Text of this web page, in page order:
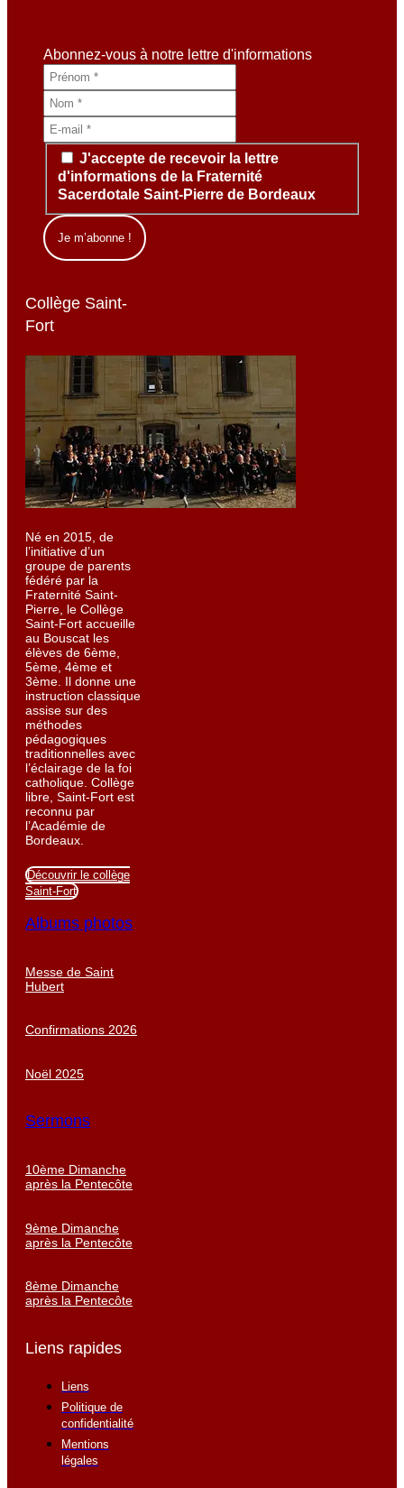
Abonnez-vous à notre lettre d'informations
J'accepte de recevoir la lettre
d'informations de la Fraternité
Sacerdotale Saint-Pierre de Bordeaux
Collège Saint-
Fort
Né en 2015, de
l’initiative d’un
groupe de parents
fédéré par la
Fraternité Saint-
Pierre, le Collège
Saint-Fort accueille
au Bouscat les
élèves de 6ème,
5ème, 4ème et
3ème. Il donne une
instruction classique
assise sur des
méthodes
pédagogiques
traditionnelles avec
l’éclairage de la foi
catholique. Collège
libre, Saint-Fort est
reconnu par
l’Académie de
Bordeaux.
Découvrir le collège
Saint-Fort
Albums photos
Messe de Saint
Hubert
Confirmations 2026
Noël 2025
Sermons
10ème Dimanche
après la Pentecôte
9ème Dimanche
après la Pentecôte
8ème Dimanche
après la Pentecôte
Liens rapides
Liens
Politique de
confidentialité
Mentions
légales